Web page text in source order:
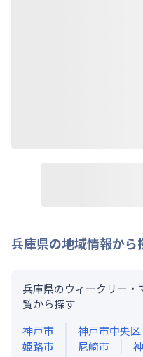
兵庫県の地域情報から
兵庫県のウィークリー
覧から探す
神戸市
神戸市中央区
姫路市
尼崎市